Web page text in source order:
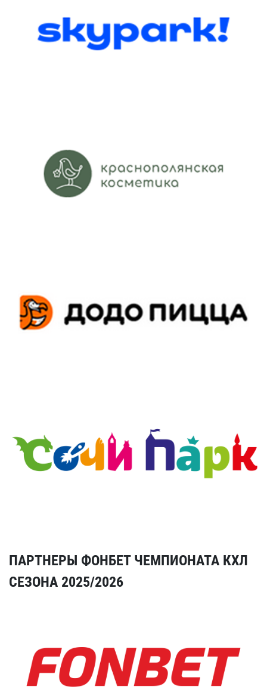
ПАРТНЕРЫ ФОНБЕТ ЧЕМПИОНАТА КХЛ
СЕЗОНА 2025/2026